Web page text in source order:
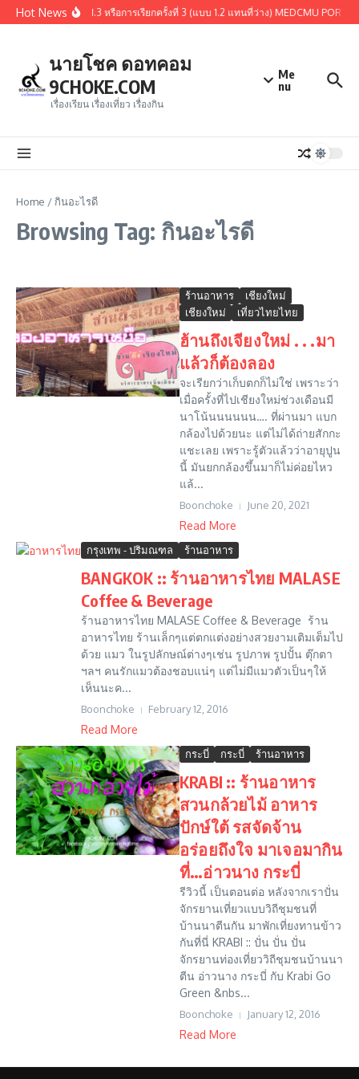
Skip to content
Hot News
ผ่านการคัดเลือกรอบ 1.3 หรือการเรียกครั้งที่ 3 (แบบ 1.2 แทนที่ว่าง) MEDCMU
นายโชค ดอทคอม
9CHOKE.COM
เรื่องเรียน เรื่องเที่ยว เรื่องกิน
Me
nu
Home / กินอะไรดี
Browsing Tag: กินอะไรดี
ร้านอาหาร
เชียงใหม่
เชียงใหม่
เที่ยวไทยไทย
ฮ้านถึงเจียงใหม่ . . .มา
แล้วก็ต้องลอง
จะเรียกว่าเก็บตกก็ไม่ใช่ เพราะว่า
เมื่อครั้งที่ไปเชียงใหม่ช่วงเดือนมี
นาโน้นนนนนน…. ที่ผ่านมา แบก
กล้องไปด้วยนะ แต่ไม่ได้ถ่ายสักกะ
แชะเลย เพราะรู้ตัวแล้วว่าอายุปูน
นี้ มันยกกล้องขึ้นมาก็ไม่ค่อยไหว
แล้...
Boonchoke June 20, 2021
Read More
กรุงเทพ - ปริมณฑล ร้านอาหาร
BANGKOK :: ร้านอาหารไทย MALASE
Coffee & Beverage
ร้านอาหารไทย MALASE Coffee & Beverage ร้าน
อาหารไทย ร้านเล็กๆแต่ตกแต่งอย่างสวยงามเติมเต็มไป
ด้วย แมว ในรูปลักษณ์ต่างๆเช่น รูปภาพ รูปปั้น ตุ๊กตา
ฯลฯ คนรักแมวต้องชอบแน่ๆ แต่ไม่มีแมวตัวเป็นๆให้
เห็นนะค...
Boonchoke February 12, 2016
Read More
กระบี่ กระบี่ ร้านอาหาร
KRABI :: ร้านอาหาร
สวนกล้วยไม้ อาหาร
ปักษ์ใต้ รสจัดจ้าน
อร่อยถึงใจ มาเจอมากิน
ที่…อ่าวนาง กระบี่
รีวิวนี้ เป็นตอนต่อ หลังจากเราปั่น
จักรยานเที่ยวแบบวิถีชุมชนที่
บ้านนาตีนกัน มาพักเที่ยงทานข้าว
กันที่นี่ KRABI :: ปั่น ปั่น ปั่น
จักรยานท่องเที่ยววิถีชุมชนบ้านนา
ตีน อ่าวนาง กระบี่ กับ Krabi Go
Green &nbs...
Boonchoke January 12, 2016
Read More